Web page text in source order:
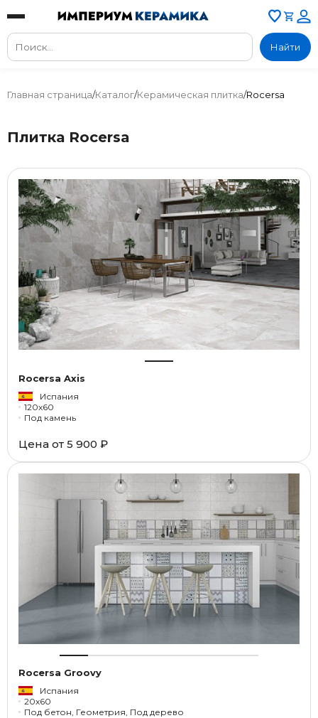
Найти
Главная страница/Каталог/Керамическая плитка/Rocersa
Плитка Rocersa
Rocersa Axis
Испания
120x60
Под камень
Цена от 5 900 ₽
Rocersa Groovy
Испания
20x60
Под бетон, Геометрия, Под дерево